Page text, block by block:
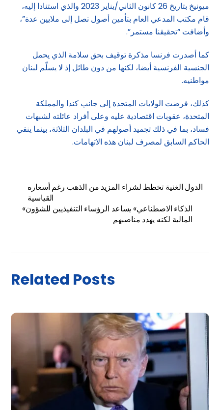
ميونيخ بتاريخ 26 كانون الثاني/يناير 2023 والذي استنادا إليه،
قام مكتب المدعي العام بتأمين أصول تصل إلى ملايين عدة”،
وأضافت “تحقيقنا مستمر”.
كما أصدرت فرنسا مذكرة توقيف بحق سلامة الذي يحمل
الجنسية الفرنسية أيضا، لكنها من دون طائل إذ لا يسلّم لبنان
مواطنيه.
كذلك، فرضت الولايات المتحدة إلى جانب كندا والمملكة
المتحدة، عقوبات اقتصادية عليه وعلى أفراد عائلته لشبهات
فساد، بما في ذلك تجميد أصولهم في البلدان الثلاثة، بينما ينفي
الحاكم السابق لمصرف لبنان هذه الاتهامات.
الدول الغنية تخطط لشراء المزيد من الذهب رغم أسعاره
القياسية
«الذكاء الاصطناعي» يساعد الرؤساء التنفيذيين للشؤون
المالية لكنه يهدد مناصبهم
Related Posts